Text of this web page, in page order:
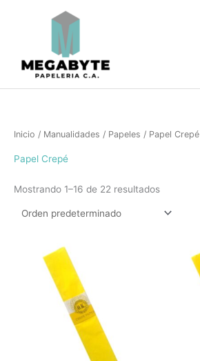
Inicio / Manualidades / Papeles / Papel Crepé
Papel Crepé
Mostrando 1–16 de 22 resultados